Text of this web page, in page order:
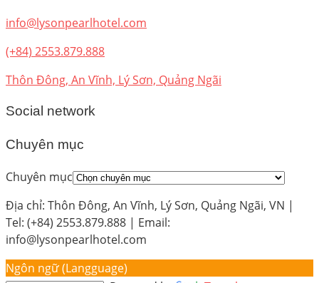
info@lysonpearlhotel.com
(+84) 2553.879.888
Thôn Đông, An Vĩnh, Lý Sơn, Quảng Ngãi
Social network
Chuyên mục
Chuyên mục
Địa chỉ: Thôn Đông, An Vĩnh, Lý Sơn, Quảng Ngãi, VN |
Tel: (+84) 2553.879.888 | Email:
info@lysonpearlhotel.com
Ngôn ngữ (Langguage)